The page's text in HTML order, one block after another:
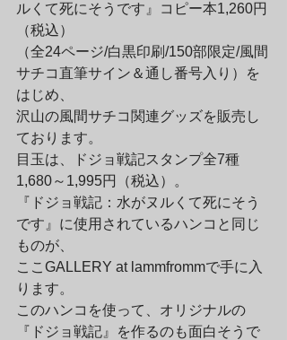
ルくて死にそうです』コピー本1,260円
（税込）
（全24ページ/白黒印刷/150部限定/風間
サチコ直筆サイン＆通し番号入り）を
はじめ、
沢山の風間サチコ関連グッズを販売し
ております。
目玉は、ドジョ戦記スタンプ全7種
1,680～1,995円（税込）。
『ドジョ戦記：水がヌルくて死にそう
です』に使用されているハンコと同じ
ものが、
ここGALLERY at lammfrommで手に入
ります。
このハンコを使って、オリジナルの
『ドジョ戦記』を作るのも面白そうで